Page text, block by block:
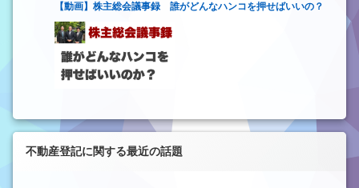
【動画】株主総会議事録 誰がどんなハンコを押せばいいの？
不動産登記に関する最近の話題